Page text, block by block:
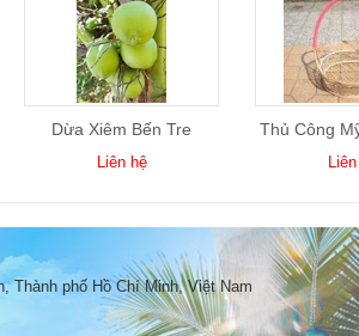
Dừa Xiêm Bến Tre
Liên hệ
Thủ Công
Thành phố Hồ Chí Minh, Việt Nam